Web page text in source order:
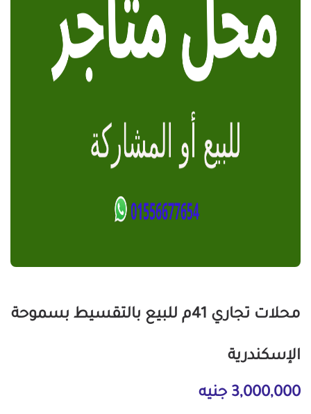
محلات تجاري 41م للبيع بالتقسيط بسموحة
الإسكندرية
3,000,000 جنيه